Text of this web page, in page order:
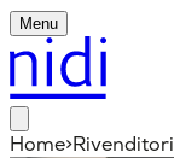
Menu
Home>Rivenditori